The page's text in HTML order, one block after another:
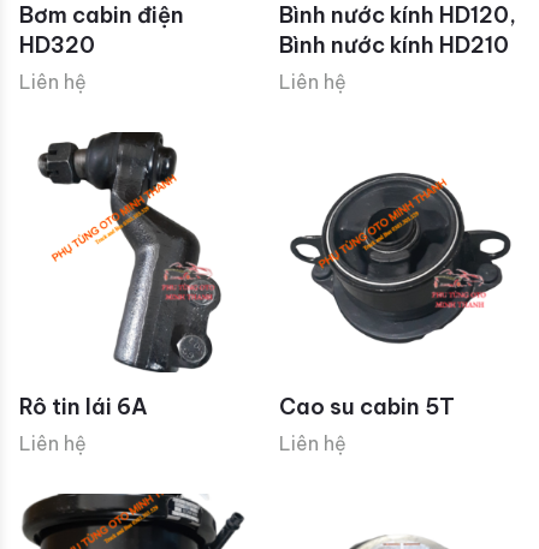
Bơm cabin điện
HD320
Liên hệ
Bình nước kính HD120,
Bình nước kính HD210
Liên hệ
Rô tin lái 6A
Liên hệ
Cao su cabin 5T
Liên hệ